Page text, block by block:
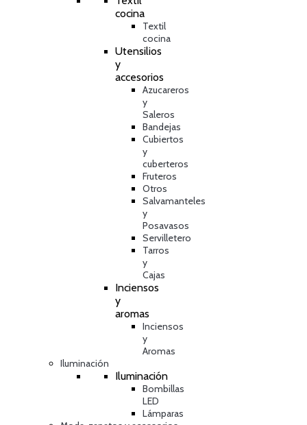
cocina
Textil
cocina
Utensilios
y
accesorios
Azucareros
y
Saleros
Bandejas
Cubiertos
y
cuberteros
Fruteros
Otros
Salvamanteles
y
Posavasos
Servilletero
Tarros
y
Cajas
Inciensos
y
aromas
Inciensos
y
Aromas
Iluminación
Iluminación
Bombillas
LED
Lámparas